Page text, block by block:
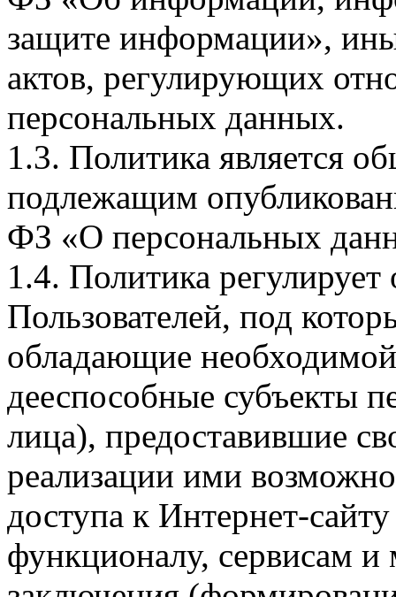
защите информации»,
актов, регулирующих
персональных данных.
1.3. Политика является
подлежащим
ФЗ «О персональных
1.4. Политика
Пользователей, под
обладающие
дееспособные субъекты
лица), предоставившие
реализации ими
доступа к Интернет-
функционалу, сервисам и